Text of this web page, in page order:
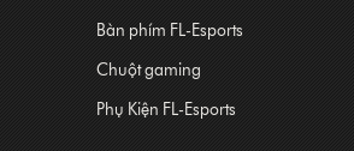
Bàn phím FL-Esports
Chuột gaming
Phụ Kiện FL-Esports